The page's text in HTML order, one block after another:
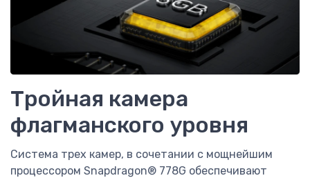
Тройная камера
флагманского уровня
Система трех камер, в сочетании с мощнейшим
процессором Snapdragon® 778G обеспечивают